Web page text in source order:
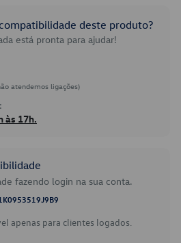
deste produto?
está pronta para ajudar!
atendemos ligações)
às 17h.
fazendo login na sua conta.
apenas para clientes logados.